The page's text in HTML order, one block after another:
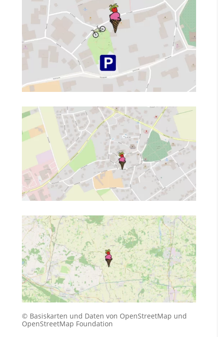
© Basiskarten und Daten von OpenStreetMap und
OpenStreetMap Foundation